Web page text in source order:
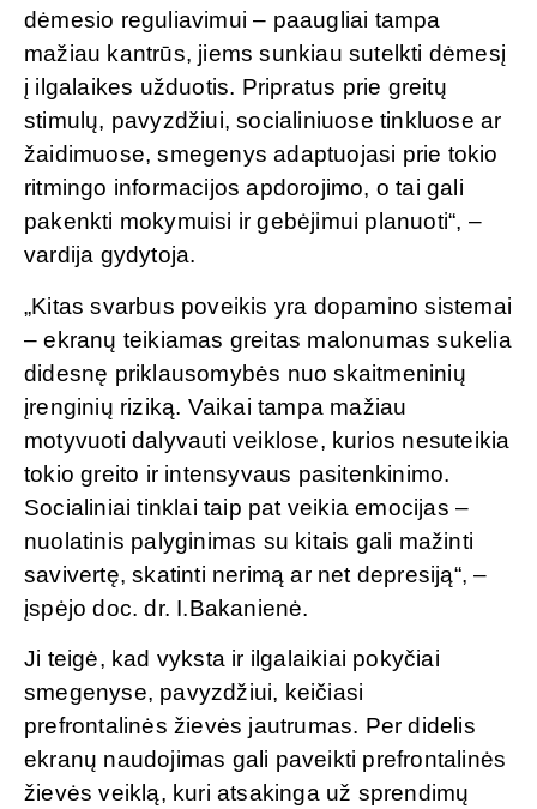
dėmesio reguliavimui – paaugliai tampa
mažiau kantrūs, jiems sunkiau sutelkti dėmesį
į ilgalaikes užduotis. Pripratus prie greitų
stimulų, pavyzdžiui, socialiniuose tinkluose ar
žaidimuose, smegenys adaptuojasi prie tokio
ritmingo informacijos apdorojimo, o tai gali
pakenkti mokymuisi ir gebėjimui planuoti“, –
vardija gydytoja.
„Kitas svarbus poveikis yra dopamino sistemai
– ekranų teikiamas greitas malonumas sukelia
didesnę priklausomybės nuo skaitmeninių
įrenginių riziką. Vaikai tampa mažiau
motyvuoti dalyvauti veiklose, kurios nesuteikia
tokio greito ir intensyvaus pasitenkinimo.
Socialiniai tinklai taip pat veikia emocijas –
nuolatinis palyginimas su kitais gali mažinti
savivertę, skatinti nerimą ar net depresiją“, –
įspėjo doc. dr. I.Bakanienė.
Ji teigė, kad vyksta ir ilgalaikiai pokyčiai
smegenyse, pavyzdžiui, keičiasi
prefrontalinės žievės jautrumas. Per didelis
ekranų naudojimas gali paveikti prefrontalinės
žievės veiklą, kuri atsakinga už sprendimų